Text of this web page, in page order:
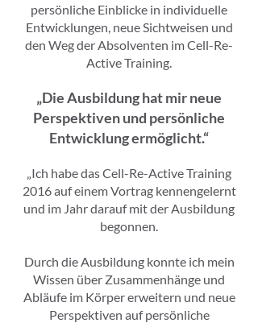
persönliche Einblicke in individuelle
Entwicklungen, neue Sichtweisen und
den Weg der Absolventen im Cell-Re-
Active Training.
„Die Ausbildung hat mir neue
Perspektiven und persönliche
Entwicklung ermöglicht.“
„Ich habe das Cell-Re-Active Training
2016 auf einem Vortrag kennengelernt
und im Jahr darauf mit der Ausbildung
begonnen.
Durch die Ausbildung konnte ich mein
Wissen über Zusammenhänge und
Abläufe im Körper erweitern und neue
Perspektiven auf persönliche